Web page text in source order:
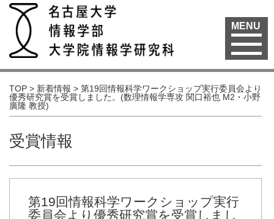
MENU
TOP > 新着情報 > 第19回情報科学ワークショップ実行委員会より
優秀研究賞を受賞しました。(数理情報学専攻 関口裕也 M2・小野
廣隆 教授)
受賞情報
第19回情報科学ワークショップ実行
委員会より優秀研究賞を受賞しまし